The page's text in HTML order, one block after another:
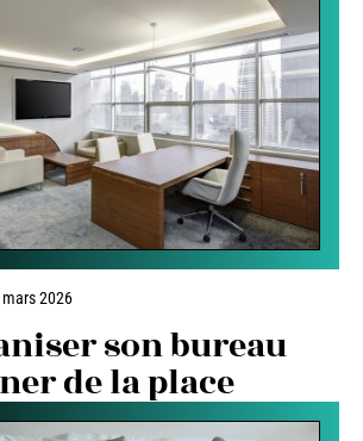
mars 2026
son bureau
de la place